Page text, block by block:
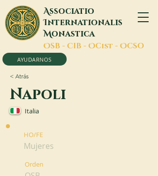
Associatio
Internationalis
Monastica
OSB - CIB - OCist - OCSO
AYUDARNOS
< Atrás
Napoli
Italia
HO/FE
Mujeres
Orden